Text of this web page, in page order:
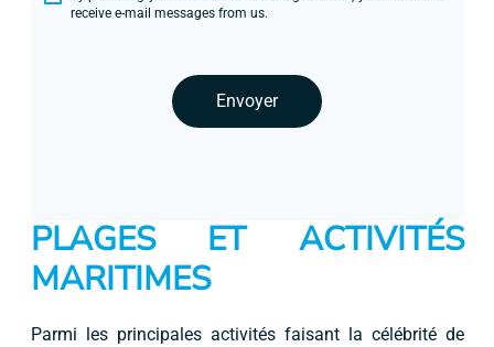
receive e-mail messages from us.
Envoyer
PLAGES ET ACTIVITÉS
MARITIMES
Parmi les principales activités faisant la célébrité de